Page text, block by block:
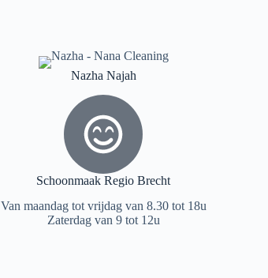
Nazha Najah
Schoonmaak Regio Brecht
Van maandag tot vrijdag van 8.30 tot 18u
Zaterdag van 9 tot 12u